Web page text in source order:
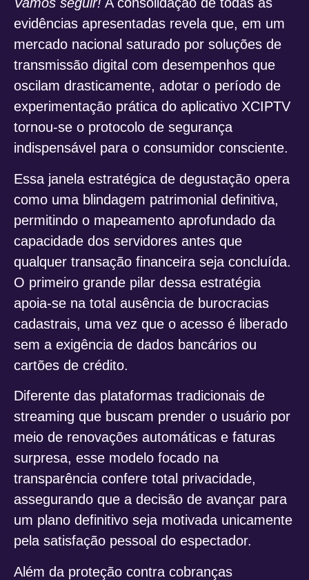
evidências apresentadas revela que, em um
mercado nacional saturado por soluções de
transmissão digital com desempenhos que
oscilam drasticamente, adotar o período de
experimentação prática do aplicativo XCIPTV
tornou-se o protocolo de segurança
indispensável para o consumidor consciente.
Essa janela estratégica de degustação opera
como uma blindagem patrimonial definitiva,
permitindo o mapeamento aprofundado da
capacidade dos servidores antes que
qualquer transação financeira seja concluída.
O primeiro grande pilar dessa estratégia
apoia-se na total ausência de burocracias
cadastrais, uma vez que o acesso é liberado
sem a exigência de dados bancários ou
cartões de crédito.
Diferente das plataformas tradicionais de
streaming que buscam prender o usuário por
meio de renovações automáticas e faturas
surpresa, esse modelo focado na
transparência confere total privacidade,
assegurando que a decisão de avançar para
um plano definitivo seja motivada unicamente
pela satisfação pessoal do espectador.
Além da proteção contra cobranças